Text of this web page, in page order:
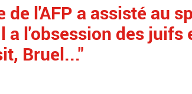
de l'AFP a assisté au
a l'obsession des juifs
Bruel..."